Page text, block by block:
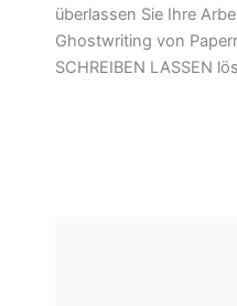
überlassen Sie Ihre
Ghostwriting von
SCHREIBEN LASSEN